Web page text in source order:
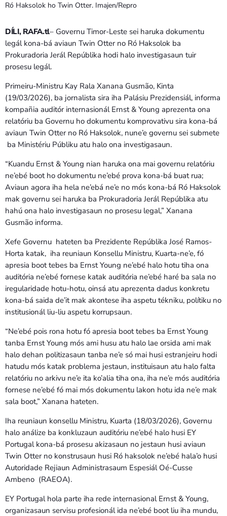
7:00 AM - 9:00 AM
Bom dia RAFA
7:00 AM - 10:00 AM
Ró Haksolok ho Twin Otter. Imajen/Repro
DÍLI, RAFA.tl– Governu Timor-Leste sei haruka dokumentu
legál kona-bá aviaun Twin Otter no Ró Haksolok ba
Prokuradoria Jerál Repúblika hodi halo investigasaun tuir
prosesu legál.
Primeiru-Ministru Kay Rala Xanana Gusmão, Kinta
(19/03/2026), ba jornalista sira iha Palásiu Prezidensiál, informa
kompañia auditór internasionál Ernst & Young aprezenta ona
relatóriu ba Governu ho dokumentu komprovativu sira kona-bá
aviaun Twin Otter no Ró Haksolok, nune’e governu sei submete
ba Ministériu Públiku atu halo ona investigasaun.
“Kuandu Ernst & Young nian haruka ona mai governu relatóriu
ne’ebé boot ho dokumentu ne’ebé prova kona-bá buat rua;
Aviaun agora iha hela ne’ebá ne’e no mós kona-bá Ró Haksolok
mak governu sei haruka ba Prokuradoria Jerál Repúblika atu
hahú ona halo investigasaun no prosesu legal,” Xanana
Gusmão informa.
Xefe Governu hateten ba Prezidente Repúblika José Ramos-
Horta katak, iha reuniaun Konsellu Ministru, Kuarta-ne’e, fó
apresia boot tebes ba Ernst Young ne’ebé halo hotu tiha ona
auditória ne’ebé fornese katak auditória ne’ebé haré ba sala no
iregularidade hotu-hotu, oinsá atu aprezenta dadus konkretu
kona-bá saida de’it mak akontese iha aspetu tékniku, polítiku no
institusionál liu-liu aspetu korrupsaun.
“Ne’ebé pois rona hotu fó apresia boot tebes ba Ernst Young
tanba Ernst Young mós ami husu atu halo lae orsida ami mak
halo dehan politizasaun tanba ne’e só mai husi estranjeiru hodi
hatudu mós katak problema jestaun, instituisaun atu halo falta
relatóriu no arkivu ne’e ita ko’alia tiha ona, iha ne’e mós auditória
fornese ne’ebé fó mai mós dokumentu lakon hotu ida ne’e mak
sala boot,” Xanana hateten.
Iha reuniaun konsellu Ministru, Kuarta (18/03/2026), Governu
halo análize ba konkluzaun auditóriu ne’ebé halo husi EY
Portugal kona-bá prosesu akizasaun no jestaun husi aviaun
Twin Otter no konstrusaun husi Ró haksolok ne’ebé hala’o husi
Autoridade Rejiaun Administrasaum Espesiál Oé-Cusse
Ambeno (RAEOA).
EY Portugal hola parte iha rede internasional Ernst & Young,
organizasaun servisu profesionál ida ne’ebé boot liu iha mundu,